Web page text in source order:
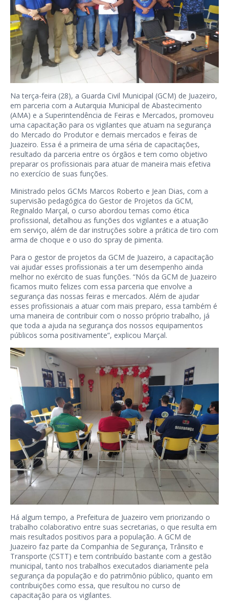
Na terça-feira (28), a Guarda Civil Municipal (GCM) de Juazeiro,
em parceria com a Autarquia Municipal de Abastecimento
(AMA) e a Superintendência de Feiras e Mercados, promoveu
uma capacitação para os vigilantes que atuam na segurança
do Mercado do Produtor e demais mercados e feiras de
Juazeiro. Essa é a primeira de uma séria de capacitações,
resultado da parceria entre os órgãos e tem como objetivo
preparar os profissionais para atuar de maneira mais efetiva
no exercício de suas funções.
Ministrado pelos GCMs Marcos Roberto e Jean Dias, com a
supervisão pedagógica do Gestor de Projetos da GCM,
Reginaldo Marçal, o curso abordou temas como ética
profissional, detalhou as funções dos vigilantes e a atuação
em serviço, além de dar instruções sobre a prática de tiro com
arma de choque e o uso do spray de pimenta.
Para o gestor de projetos da GCM de Juazeiro, a capacitação
vai ajudar esses profissionais a ter um desempenho ainda
melhor no exército de suas funções. “Nós da GCM de Juazeiro
ficamos muito felizes com essa parceria que envolve a
segurança das nossas feiras e mercados. Além de ajudar
esses profissionais a atuar com mais preparo, essa também é
uma maneira de contribuir com o nosso próprio trabalho, já
que toda a ajuda na segurança dos nossos equipamentos
públicos soma positivamente”, explicou Marçal.
Há algum tempo, a Prefeitura de Juazeiro vem priorizando o
trabalho colaborativo entre suas secretarias, o que resulta em
mais resultados positivos para a população. A GCM de
Juazeiro faz parte da Companhia de Segurança, Trânsito e
Transporte (CSTT) e tem contribuído bastante com a gestão
municipal, tanto nos trabalhos executados diariamente pela
segurança da população e do patrimônio público, quanto em
contribuições como essa, que resultou no curso de
capacitação para os vigilantes.